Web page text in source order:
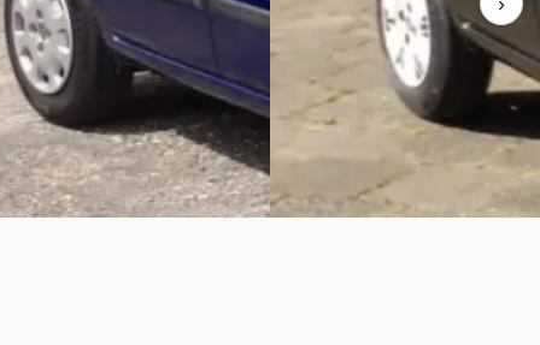
km · Benzine ·
Lopik bv
→
2007 · 167.710 km · Benzine ·
Handgeschakeld
Dirk Kramer Lopik bv
· Lopik
Bekijk aanbieding →